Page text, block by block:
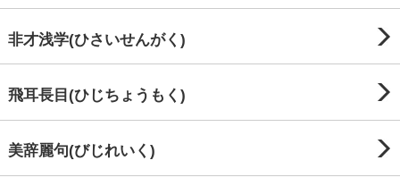
非才浅学(ひさいせんがく)
飛耳長目(ひじちょうもく)
美辞麗句(びじれいく)